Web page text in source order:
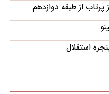
از طبقه دوازدهم
استقلال